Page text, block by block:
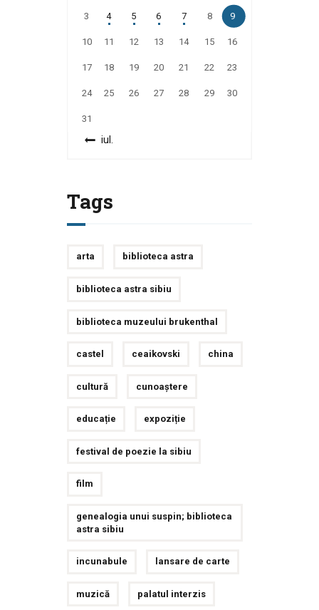
3 4 5 6 7 8 9
10 11 12 13 14 15 16
17 18 19 20 21 22 23
24 25 26 27 28 29 30
31
« iul.
Tags
arta biblioteca astra
biblioteca astra sibiu
biblioteca muzeului brukenthal
castel ceaikovski china
cultură cunoaștere
educație expoziție
festival de poezie la sibiu
film
genealogia unui suspin; biblioteca
astra sibiu
incunabule lansare de carte
muzică palatul interzis